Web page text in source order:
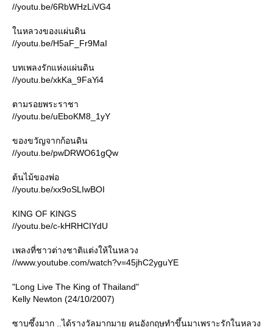
//youtu.be/6RbWHzLiVG4
นหลวงของแผ่นดิน
//youtu.be/H5aF_Fr9MaI
บทเพลงรักแห่งแผ่นดิน
//youtu.be/xkKa_9FaYi4
ตามรอยพระราชา
//youtu.be/uEboKM8_1yY
ของขวัญจากก้อนดิน
//youtu.be/pwDRWO61gQw
ต้นไม้ของพ่อ
//youtu.be/xx9oSLIwBOI
KING OF KINGS
//youtu.be/c-kHRHCIYdU
เพลงที่ชาวต่างชาติแต่งให้ในหลวง
//www.youtube.com/watch?v=45jhC2yguYE
"Long Live The King of Thailand"
Kelly Newton (24/10/2007)
ซาบซึ้งมาก ..ได้รางวัลมากมาย คนอังกฤษทำขึ้นมาเพราะรักในหลวง